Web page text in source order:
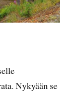
Nykyään se